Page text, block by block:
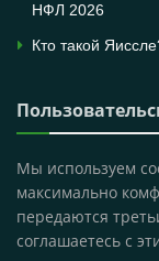
НФЛ 2026
Кто такой
Мы используем
максимально
передаются
соглашаетесь с